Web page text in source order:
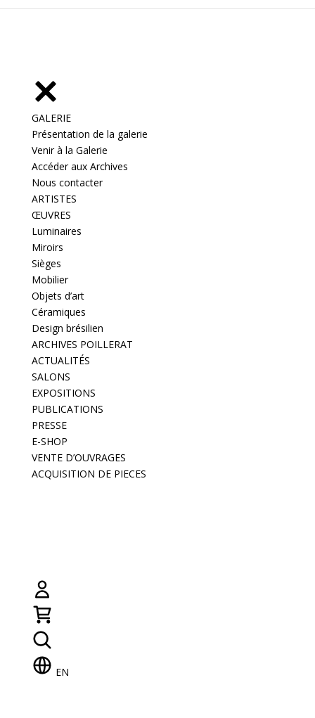
GALERIE
Présentation de la galerie
Venir à la Galerie
Accéder aux Archives
Nous contacter
ARTISTES
ŒUVRES
Luminaires
Miroirs
Sièges
Mobilier
Objets d’art
Céramiques
Design brésilien
ARCHIVES POILLERAT
ACTUALITÉS
SALONS
EXPOSITIONS
PUBLICATIONS
PRESSE
E-SHOP
VENTE D’OUVRAGES
ACQUISITION DE PIECES
EN